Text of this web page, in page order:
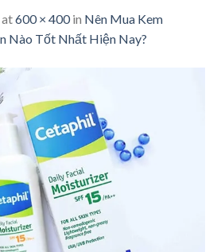
at600 × 400in Nên Mua Kem
Nào Tốt Nhất Hiện Nay?